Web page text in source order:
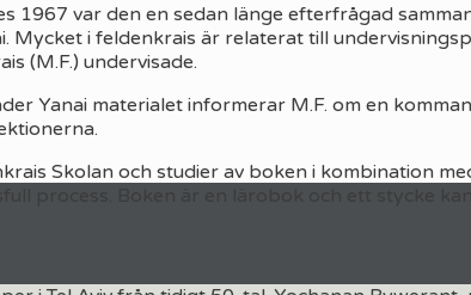
1967 var den en sedan länge efterfrågad
Mycket i feldenkrais är relaterat till
(M.F.) undervisade.
Yanai materialet informerar M.F. om en
Skolan och studier av boken i kombination